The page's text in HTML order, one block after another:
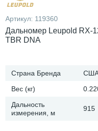
Артикул: 119360
Дальномер Leupold RX-
TBR DNA
Страна Бренда
Вес (кг)
Дальность
измерения, м
915